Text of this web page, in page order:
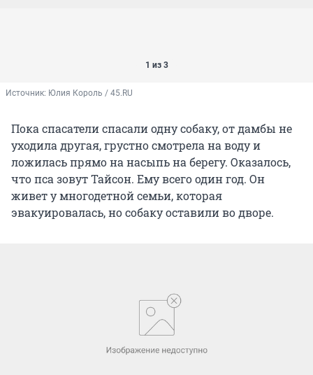
1 из 3
Источник: Юлия Король / 45.RU
Пока спасатели спасали одну собаку, от дамбы не
уходила другая, грустно смотрела на воду и
ложилась прямо на насыпь на берегу. Оказалось,
что пса зовут Тайсон. Ему всего один год. Он
живет у многодетной семьи, которая
эвакуировалась, но собаку оставили во дворе.